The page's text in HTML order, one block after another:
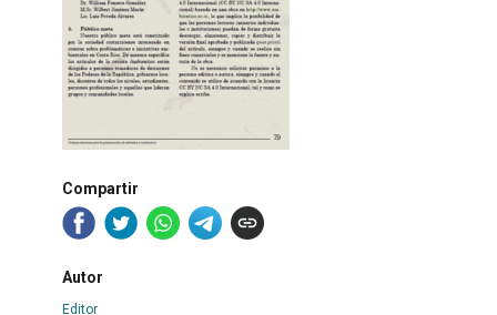
Compartir
Autor
Editor